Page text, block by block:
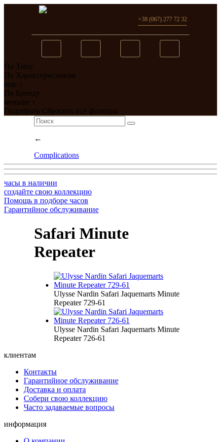
Вы добавили в сравнение
перейти
+38 (067) 277 72 32
По Типу
По Характеристикам
еще ↓
По Бренду
меньше ↑
Подобрать Сбросить все фильтры
←
Complications
часы в наличии
создайте свою коллекцию
Помощь в подборе часов
Гарантийное обслуживание
Safari Minute
Repeater
Ulysse Nardin Safari Jaquemarts Minute
Repeater 729-61
Ulysse Nardin Safari Jaquemarts Minute
Repeater 726-61
клиентам
Контакты
Гарантийное обслуживание
Доставка и оплата
Собери свою коллекцию
Часто задаваемые вопросы
информация